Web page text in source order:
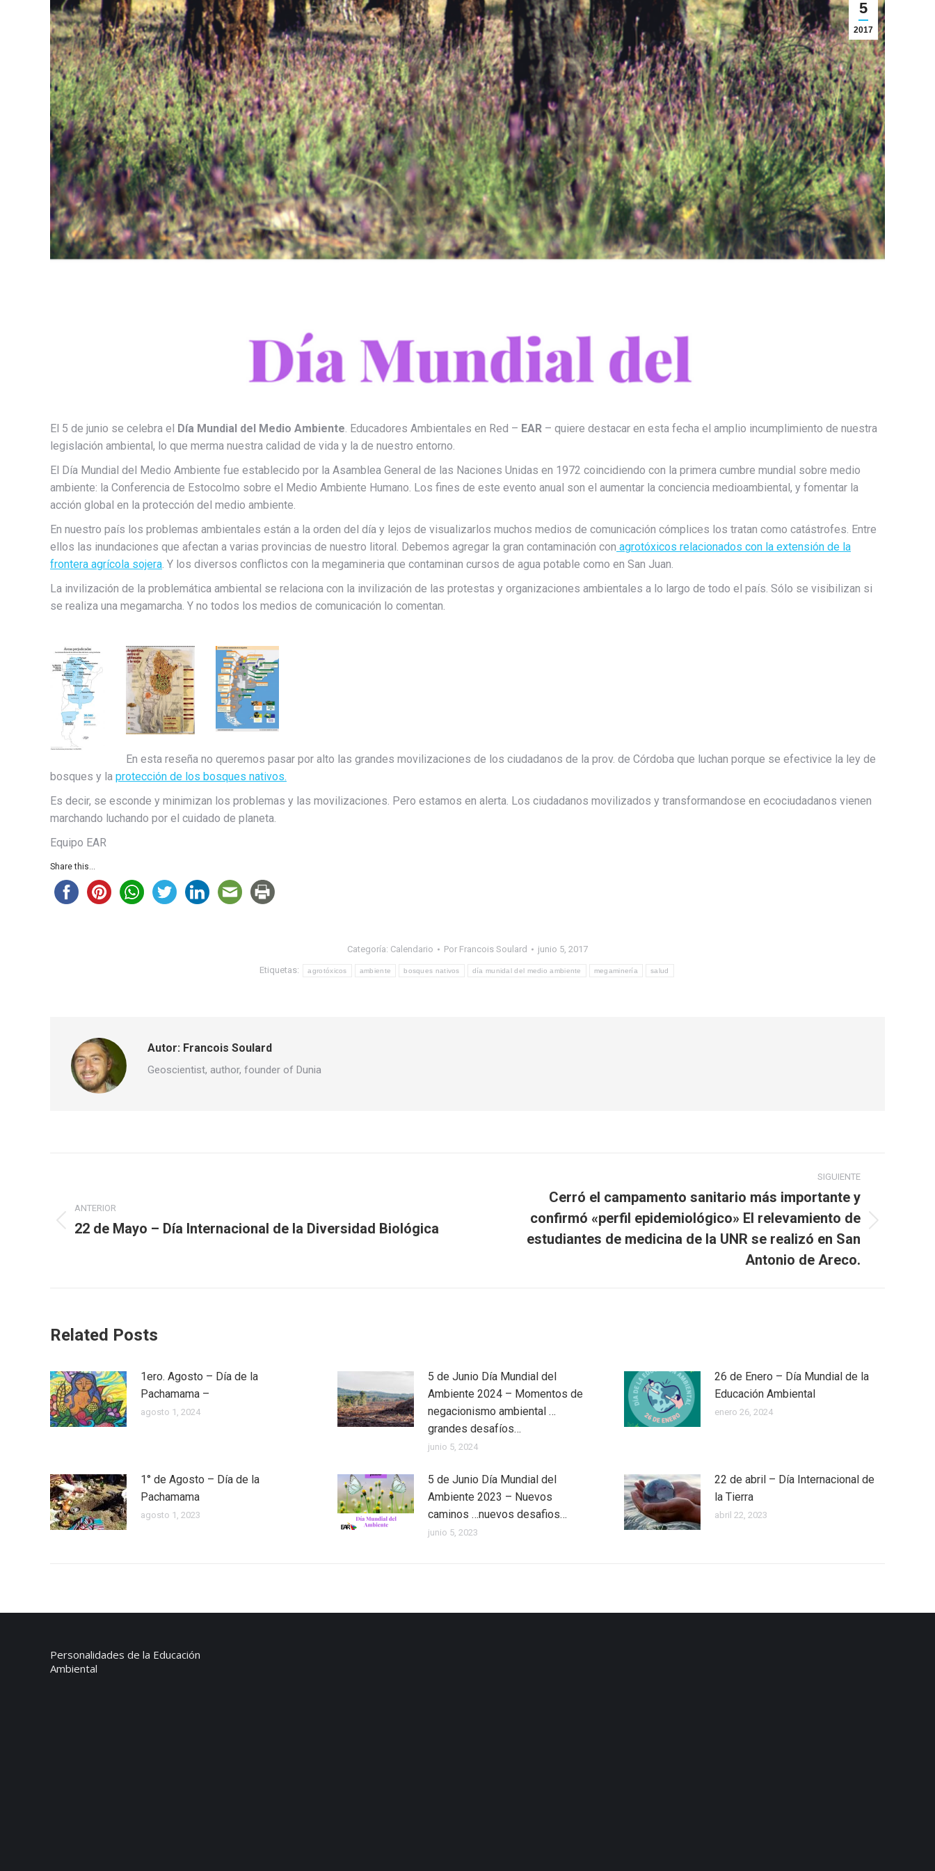
5
2017
El 5 de junio se celebra el Día Mundial del Medio Ambiente. Educadores Ambientales en Red – EAR – quiere destacar en esta fecha el amplio incumplimiento de nuestra
legislación ambiental, lo que merma nuestra calidad de vida y la de nuestro entorno.
El Día Mundial del Medio Ambiente fue establecido por la Asamblea General de las Naciones Unidas en 1972 coincidiendo con la primera cumbre mundial sobre medio
ambiente: la Conferencia de Estocolmo sobre el Medio Ambiente Humano. Los fines de este evento anual son el aumentar la conciencia medioambiental, y fomentar la
acción global en la protección del medio ambiente.
En nuestro país los problemas ambientales están a la orden del día y lejos de visualizarlos muchos medios de comunicación cómplices los tratan como catástrofes. Entre
ellos las inundaciones que afectan a varias provincias de nuestro litoral. Debemos agregar la gran contaminación con agrotóxicos relacionados con la extensión de la
frontera agrícola sojera. Y los diversos conflictos con la megamineria que contaminan cursos de agua potable como en San Juan.
La invilización de la problemática ambiental se relaciona con la invilización de las protestas y organizaciones ambientales a lo largo de todo el país. Sólo se visibilizan si
se realiza una megamarcha. Y no todos los medios de comunicación lo comentan.
En esta reseña no queremos pasar por alto las grandes movilizaciones de los ciudadanos de la prov. de Córdoba que luchan porque se efectivice la ley de
bosques y la protección de los bosques nativos.
Es decir, se esconde y minimizan los problemas y las movilizaciones. Pero estamos en alerta. Los ciudadanos movilizados y transformandose en ecociudadanos vienen
marchando luchando por el cuidado de planeta.
Equipo EAR
Share this...
Categoría: Calendario Por Francois Soulard junio 5, 2017
Etiquetas: agrotóxicos ambiente bosques nativos día munidal del medio ambiente megaminería salud
Autor: Francois Soulard
Geoscientist, author, founder of Dunia
entre
publicaciones
ANTERIOR
Publicación
22 de Mayo – Día Internacional de la Diversidad Biológica
SIGUIENTE
siguiente:
Cerró el campamento sanitario más importante y
confirmó «perfil epidemiológico» El relevamiento de
estudiantes de medicina de la UNR se realizó en San
Antonio de Areco.
Related Posts
1ero. Agosto – Día de la
Pachamama –
agosto 1, 2024
5 de Junio Día Mundial del
Ambiente 2024 – Momentos de
negacionismo ambiental …
grandes desafíos…
junio 5, 2024
26 de Enero – Día Mundial de la
Educación Ambiental
enero 26, 2024
1° de Agosto – Día de la
Pachamama
agosto 1, 2023
5 de Junio Día Mundial del
Ambiente 2023 – Nuevos
caminos …nuevos desafios…
junio 5, 2023
22 de abril – Día Internacional de
la Tierra
abril 22, 2023
Personalidades de la Educación
Ambiental